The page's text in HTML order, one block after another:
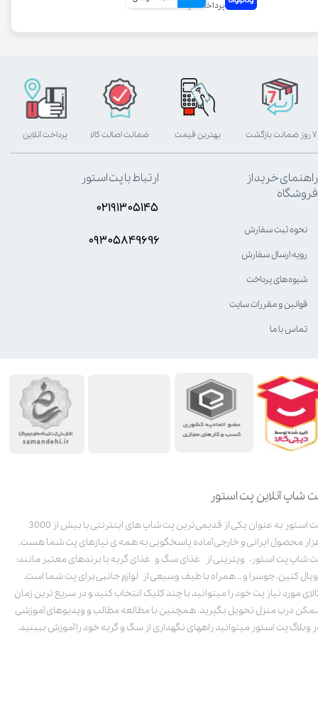
شاپ آنلاین پت استور
پت استور به عنوان یکی از قدیمی‌ترین پت شاپ های اینترنتی با بیش از 3000
محصول ایرانی و خارجی آماده پاسخگویی به همه ی نیازهای پت شما هست.
شاپ پت استور، ویترینی از غذای سگ و غذای گربه با برندهای معتبر مانند:
کنین، جوسرا و .. همراه با طیف وسیعی از لوازم جانبی برای پت شما است.
مورد نیاز پت خود را میتوانید با چند کلیک انتخاب کنید و در سریع ترین زمان
درب منزل تحویل بگیرید. همچنین با مطالعه مطالب و ویدیوهای آموزشی
وبلاگ پت استور میتوانید راههای نگهداری از سگ و گربه خود را آموزش ببینید.
بهترین قیمت پرداخت آنلاین ۷ روز ضمانت بازگشت ضمانت اصالت کالا
راهنمای خرید از
فروشگاه
نحوه ثبت سفارش
رویه ارسال سفارش
شیوه‌های پرداخت
قوانین و مقررات سایت
تماس با ما
ارتباط با پت استور
۰۲۱۹۱۳۰۵۱۴۵
۰۹۳۰۵8۴9696